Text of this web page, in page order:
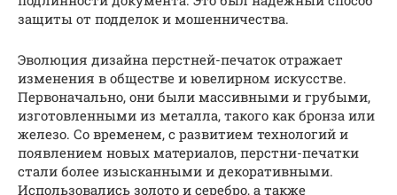
защиты от подделок и мошенничества.
Эволюция дизайна перстней-печаток отражает
изменения в обществе и ювелирном искусстве.
Первоначально, они были массивными и грубыми,
изготовленными из металла, такого как бронза или
железо. Со временем, с развитием технологий и
появлением новых материалов, перстни-печатки
стали более изысканными и декоративными.
Использовались золото и серебро, а также